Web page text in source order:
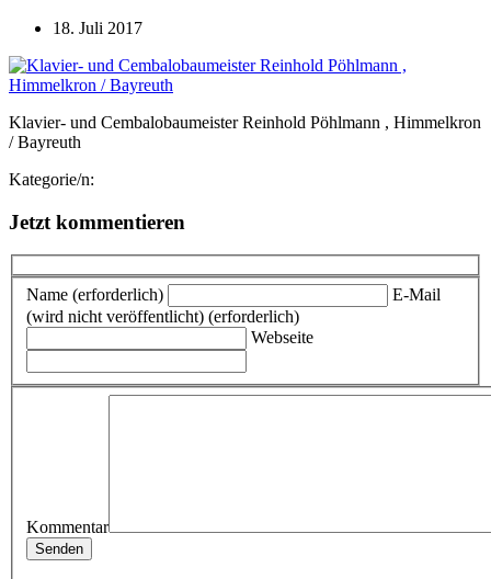
18. Juli 2017
Klavier- und Cembalobaumeister Reinhold Pöhlmann , Himmelkron
/ Bayreuth
Kategorie/n:
Jetzt kommentieren
Name (erforderlich)
E-Mail
(wird nicht veröffentlicht) (erforderlich)
Webseite
Kommentar